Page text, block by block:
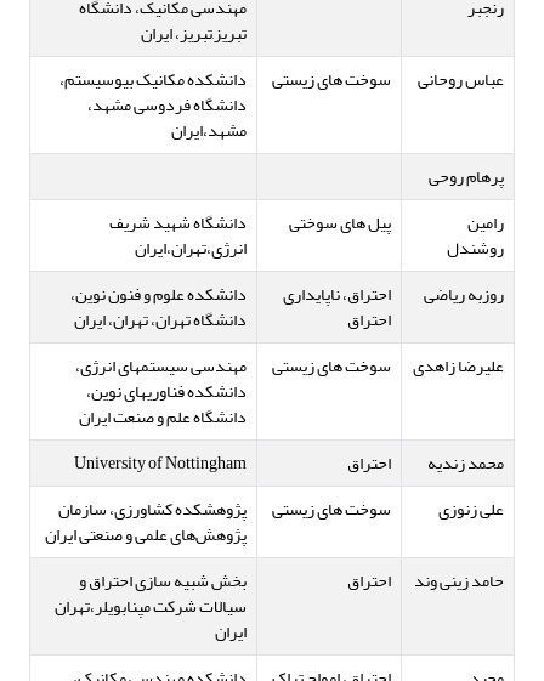
رنجبر مهندسی مکانیک، دانشگاه
تبریز,تبریز، ایران
عباس روحانی
سوخت های زیستی دانشکده مکانیک بیوسیستم،
دانشگاه فردوسی مشهد،
مشهد،ایران
پرهام روحی
رامین
روشندل
پیل های سوختی دانشگاه شهید شریف
انرژی،تهران،ایران
روزبه ریاضی
احتراق، ناپایداری
احتراق
دانشکده علوم و فنون نوین،
دانشگاه تهران، تهران، ایران
علیرضا زاهدی
سوخت های زیستی مهندسی سیستمهای انرژی،
دانشکده فناوریهای نوین،
دانشگاه علم و صنعت ایران
محمد زندیه
احتراق
University of Nottingham
علی زنوزی
سوخت های زیستی پژوهشکده کشاورزی، سازمان
پژوهش‌های علمی و صنعتی ایران
حامد زینی وند
احتراق بخش شبیه سازی احتراق و
سیالات شرکت مپنابویلر،تهران
ایران